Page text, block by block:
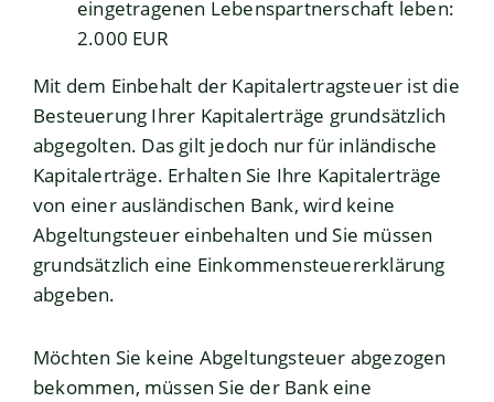
eingetragenen Lebenspartnerschaft leben:
2.000 EUR
Mit dem Einbehalt der Kapitalertragsteuer ist die
Besteuerung Ihrer Kapitalerträge grundsätzlich
abgegolten. Das gilt jedoch nur für inländische
Kapitalerträge. Erhalten Sie Ihre Kapitalerträge
von einer ausländischen Bank, wird keine
Abgeltungsteuer einbehalten und Sie müssen
grundsätzlich eine Einkommensteuererklärung
abgeben.
Möchten Sie keine Abgeltungsteuer abgezogen
bekommen, müssen Sie der Bank eine